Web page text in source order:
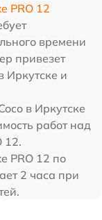
PRO 12
времени
привезет
Иркутске и
в Иркутске
работ над
12.
PRO 12 по
2 часа при